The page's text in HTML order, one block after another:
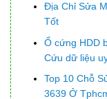
Địa Chỉ Sửa
Tốt
Ổ cứng HDD
Cứu dữ liệu
Top 10 Chỗ
3639 Ở